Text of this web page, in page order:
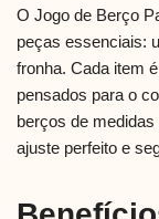
O Jogo de Berço
peças essenciais:
fronha. Cada item
pensados para o
berços de
ajuste perfeito e